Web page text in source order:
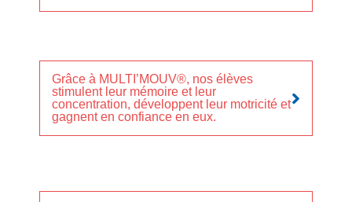
Grâce à MULTI’MOUV®, nos élèves
stimulent leur mémoire et leur
concentration, développent leur motricité et
gagnent en confiance en eux.